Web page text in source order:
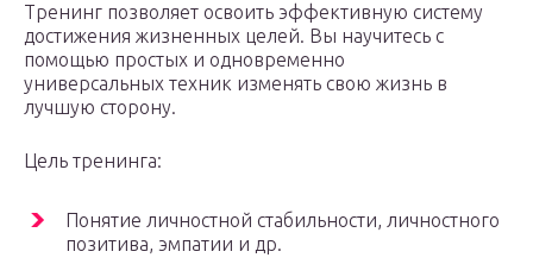
Тренинг позволяет освоить эффективную систему
достижения жизненных целей. Вы научитесь с
помощью простых и одновременно
универсальных техник изменять свою жизнь в
лучшую сторону.
Цель тренинга:
Понятие личностной стабильности, личностного
позитива, эмпатии и др.